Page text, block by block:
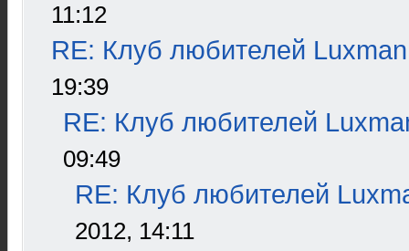
11:12
RE: Клуб любителей Luxman
19:39
RE: Клуб любителей
09:49
RE: Клуб любителей
2012, 14:11